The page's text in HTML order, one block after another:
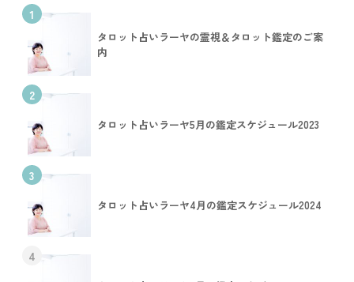
1
タロット占いラーヤの霊視＆タロット鑑定のご案
内
2
タロット占いラーヤ5月の鑑定スケジュール2023
3
タロット占いラーヤ4月の鑑定スケジュール2024
4